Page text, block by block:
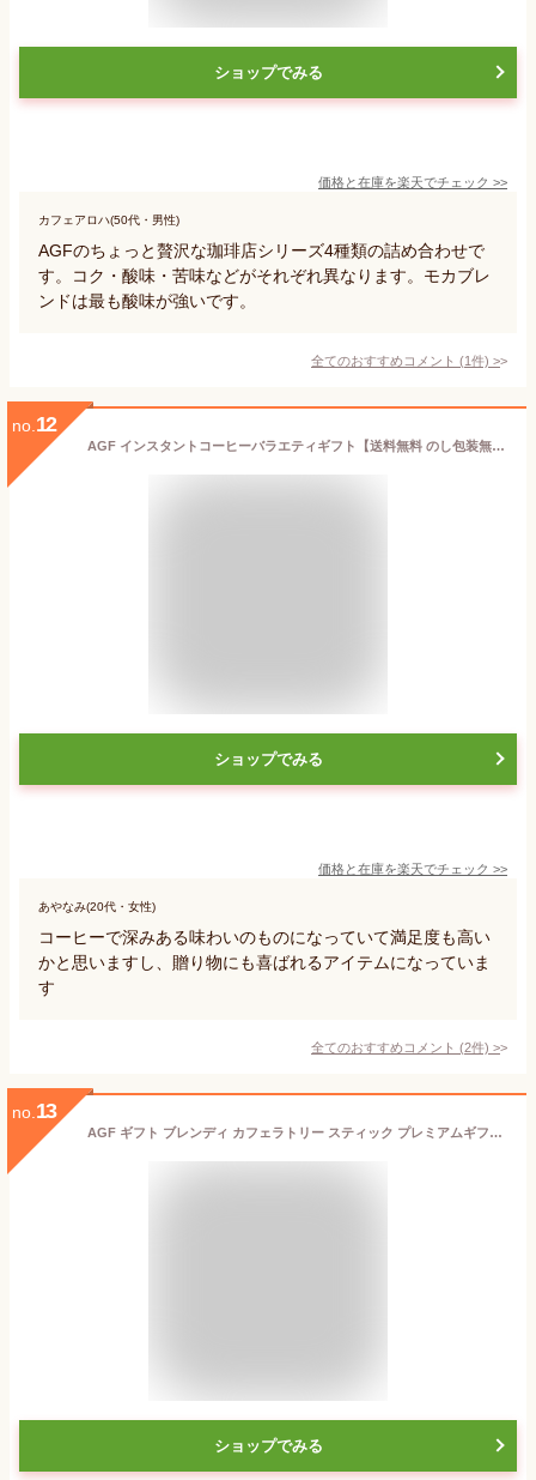
ショップでみる
価格と在庫を楽天でチェック >>
カフェアロハ(50代・男性)
AGFのちょっと贅沢な珈琲店シリーズ4種類の詰め合わせで
す。コク・酸味・苦味などがそれぞれ異なります。モカブレ
ンドは最も酸味が強いです。
全てのおすすめコメント (1件) >
no. 12
AGF インスタントコーヒーバラエティギフト【送料無料 のし包装無料 ギフト インスタントコーヒー 美味しい 手軽 簡単 アイスコーヒー ドリンク 飲料 ギフト 詰め合わせ 贈答用 内祝い お中元 ブレンド 贈り物 おしゃれ 人気 ランキング 有名】
ショップでみる
価格と在庫を楽天でチェック >>
あやなみ(20代・女性)
コーヒーで深みある味わいのものになっていて満足度も高い
かと思いますし、贈り物にも喜ばれるアイテムになっていま
す
全てのおすすめコメント (2件) >
no. 13
AGF ギフト ブレンディ カフェラトリー スティック プレミアムギフト 30本 【 スティックコーヒー 】 【 スティックコーヒーギフト 】【 お歳暮 ギフト 】
ショップでみる